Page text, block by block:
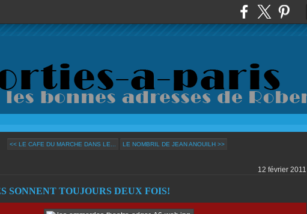
<< LE CAFE DU MARCHE DANS LE... LE NOMBRIL DE JEAN ANOUILH >>
12 février 2011
SONNENT TOUJOURS DEUX FOIS!